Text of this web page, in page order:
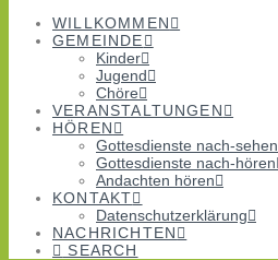
WILLKOMMEN
GEMEINDE
Kinder
Jugend
Chöre
VERANSTALTUNGEN
HÖREN
Gottesdienste nach-sehen
Gottesdienste nach-hören
Andachten hören
KONTAKT
Datenschutzerklärung
NACHRICHTEN
SEARCH